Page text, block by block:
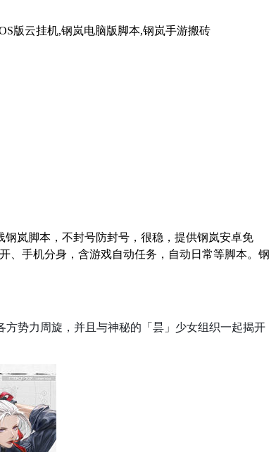
版云挂机,钢岚电脑版脚本,钢岚手游搬砖
钢岚脚本，不封号防封号，很稳，提供钢岚安卓免
、手机分身，含游戏自动任务，自动日常等脚本。钢
势力周旋，并且与神秘的「昙」少女组织一起揭开